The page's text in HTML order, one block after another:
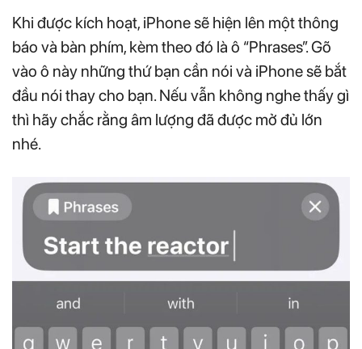
Khi được kích hoạt, iPhone sẽ hiện lên một thông
báo và bàn phím, kèm theo đó là ô “Phrases”. Gõ
vào ô này những thứ bạn cần nói và iPhone sẽ bắt
đầu nói thay cho bạn. Nếu vẫn không nghe thấy gì
thì hãy chắc rằng âm lượng đã được mở đủ lớn
nhé.